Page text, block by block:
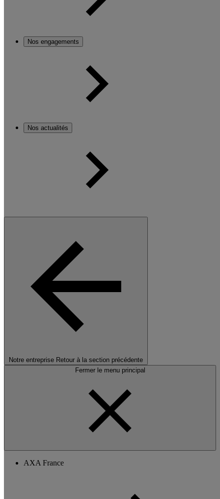
Nos engagements
Nos actualités
Notre entreprise Retour à la section précédente
Fermer le menu principal
AXA France